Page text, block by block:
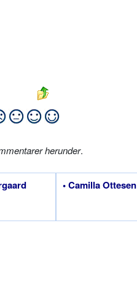
herunder.
• Camilla Ottesen